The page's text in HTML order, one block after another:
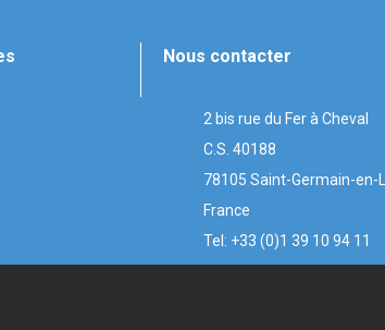
Nous contacter
2 bis rue du Fer à Cheval
C.S. 40188
78105 Saint-Germain-en-
France
Tel: +33 (0)1 39 10 94 11